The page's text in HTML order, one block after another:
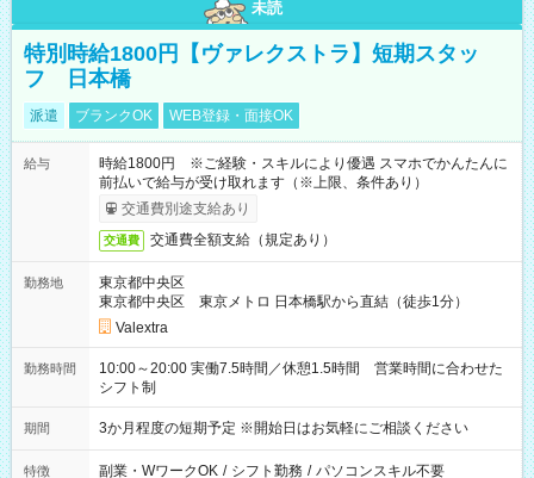
未読
特別時給1800円【ヴァレクストラ】短期スタッ
フ 日本橋
派遣 ブランクOK WEB登録・面接OK
給与
時給1800円 ※ご経験・スキルにより優遇 スマホでかんたんに
前払いで給与が受け取れます（※上限、条件あり）
交通費別途支給あり
交通費 交通費全額支給（規定あり）
勤務地
東京都中央区
東京都中央区 東京メトロ 日本橋駅から直結（徒歩1分）
Valextra
勤務時間
10:00～20:00 実働7.5時間／休憩1.5時間 営業時間に合わせた
シフト制
期間 3か月程度の短期予定 ※開始日はお気軽にご相談ください
特徴 副業・WワークOK / シフト勤務 / パソコンスキル不要